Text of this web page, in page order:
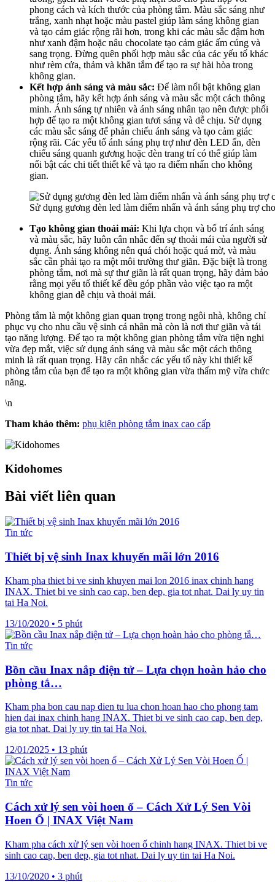
phong cách và kích thước của phòng tắm. Màu sắc sáng như
trắng, xanh nhạt hoặc màu pastel giúp làm sáng không gian
và tạo cảm giác rộng rãi hơn, trong khi các màu sắc đậm hơn
như xanh đậm hoặc nâu chocolate tạo cảm giác ấm cúng và
sang trọng. Đừng quên phối hợp màu sắc của các yếu tố khác
như rèm cửa, thảm và khăn tắm để tạo ra sự hài hòa trong
không gian.
Kết hợp ánh sáng và màu sắc: Để làm nổi bật không gian
phòng tắm, hãy kết hợp ánh sáng và màu sắc một cách thông
minh. Ánh sáng tự nhiên và ánh sáng nhân tạo nên được phối
hợp để tạo ra một không gian tươi sáng và dễ chịu. Sử dụng
các màu sắc sáng để phản chiếu ánh sáng và tạo cảm giác
rộng rãi. Các yếu tố ánh sáng phụ trợ như đèn LED ẩn, đèn
chiếu sáng quanh gương hoặc đèn trang trí có thể giúp làm
nổi bật các chi tiết thiết kế và tạo ra điểm nhấn cho không
gian.
Sử dụng gương đèn led làm điểm nhấn và ánh sáng phụ trợ
Tạo không gian thoải mái: Khi lựa chọn và bố trí ánh sáng
và màu sắc, hãy luôn cân nhắc đến sự thoải mái của người sử
dụng. Ánh sáng không nên quá chói hoặc quá mờ, và màu
sắc cần phải tạo ra một môi trường thư giãn. Đặc biệt là trong
phòng tắm, nơi mà sự thư giãn là rất quan trọng, hãy đảm bảo
rằng mọi yếu tố thiết kế đều góp phần vào việc tạo ra một
không gian dễ chịu và thoải mái.
Phòng tắm là một không gian quan trọng trong ngôi nhà, không chỉ
phục vụ cho nhu cầu vệ sinh cá nhân mà còn là nơi thư giãn và tái
tạo năng lượng. Để tạo ra một không gian phòng tắm vừa tiện nghi
vừa đẹp mắt, việc sử dụng ánh sáng và màu sắc một cách thông
minh là rất quan trọng. Hãy cân nhắc các yếu tố này khi thiết kế
phòng tắm của bạn để tạo ra một không gian vừa thẩm mỹ vừa chức
năng.
\n
Tham khảo thêm: phụ kiện phòng tắm inax cao cấp
Kidohomes
Bài viết liên quan
Tin tức
Thiết bị vệ sinh Inax khuyến mãi lớn 2016
Kham pha thiet bi ve sinh khuyen mai lon 2016 inax chinh hang
INAX. Thiet bi ve sinh cao cap, ben dep, gia tot nhat. Dai ly uy tin
tai Ha Noi.
13/10/2020 • 5 phút
Tin tức
Bồn cầu Inax nắp điện tử – Lựa chọn hoàn hảo cho
phòng tắ…
Kham pha bon cau nap dien tu lua chon hoan hao cho phong tam
hien dai inax chinh hang INAX. Thiet bi ve sinh cao cap, ben dep,
gia tot nhat. Dai ly uy tin tai Ha Noi.
12/01/2025 • 13 phút
Tin tức
Cách xử lý sen vòi hoen ố – Cách Xử Lý Sen Vòi
Hoen Ố | INAX Việt Nam
Kham pha cách xử lý sen vòi hoen ố chinh hang INAX. Thiet bi ve
sinh cao cap, ben dep, gia tot nhat. Dai ly uy tin tai Ha Noi.
13/10/2020 • 3 phút